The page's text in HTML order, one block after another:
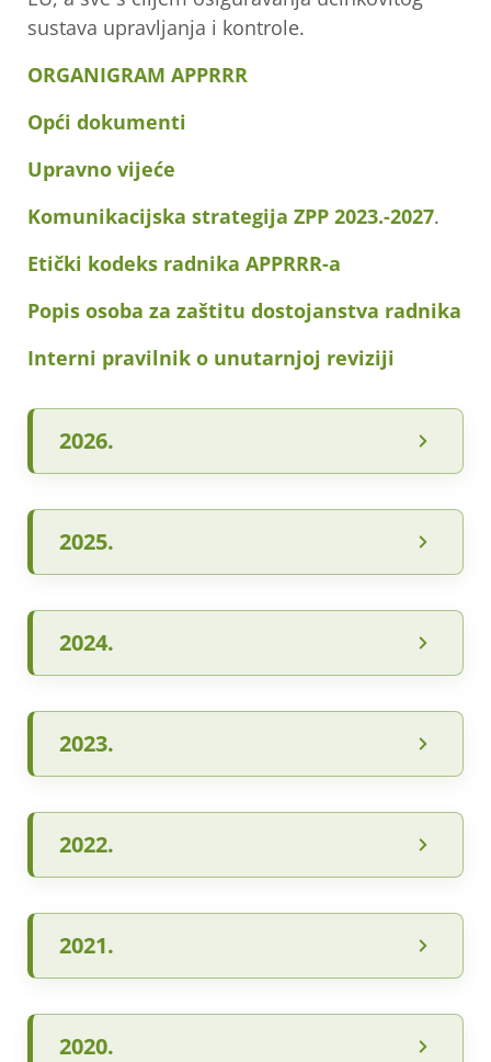
sustava upravljanja i kontrole.
ORGANIGRAM APPRRR
Opći dokumenti
Upravno vijeće
Komunikacijska strategija ZPP 2023.-2027.
Etički kodeks radnika APPRRR-a
Popis osoba za zaštitu dostojanstva radnika
Interni pravilnik o unutarnjoj reviziji
2026.
2025.
2024.
2023.
2022.
2021.
2020.